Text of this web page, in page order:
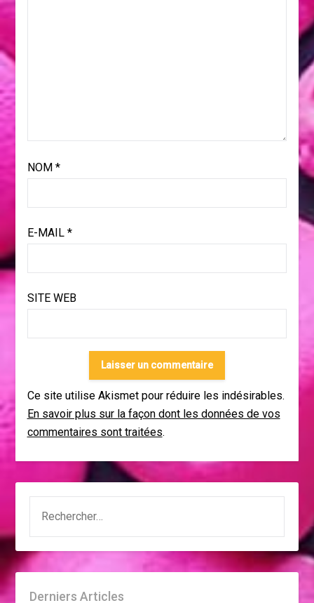
NOM *
E-MAIL *
SITE WEB
Ce site utilise Akismet pour réduire les indésirables.
En savoir plus sur la façon dont les données de vos
commentaires sont traitées.
Derniers Articles